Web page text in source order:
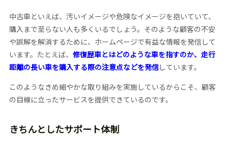
中古車といえば、汚いイメージや危険なイメージを抱いていて、
購入まで至らない人も多くいるでしょう。そのような顧客の不安
や誤解を解消するために、ホームページで有益な情報を発信して
います。たとえば、 修復歴車とはどのような車を指すのか、走行
距離の長い車を購入する際の注意点などを発信しています。
このようなきめ細やかな取り組みを実施しているからこそ、顧客
の目線に立ったサービスを提供できているのです。
きちんとしたサポート体制